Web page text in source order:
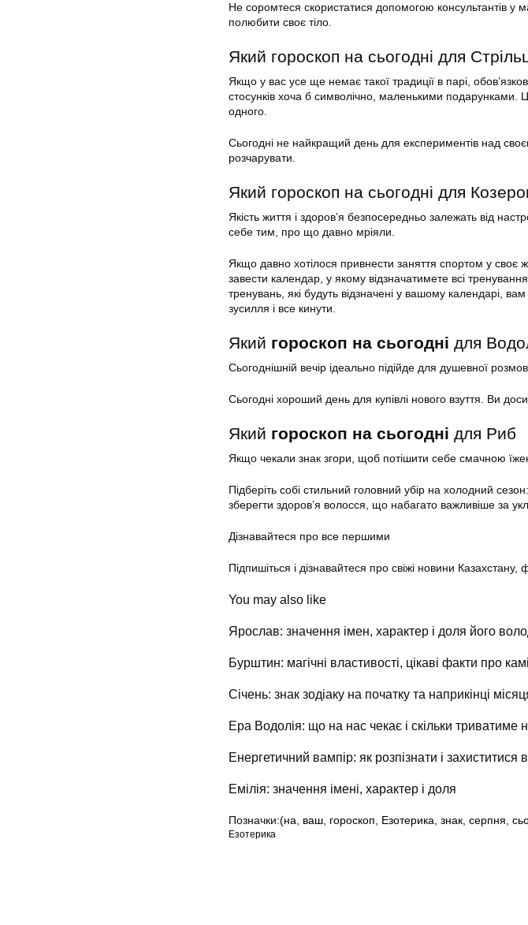
Не соромтеся скористатися допомогою консультантів у
полюбити своє тіло.
Який гороскоп на сьогодні для
Якщо у вас усе ще немає такої традиції в парі,
стосунків хоча б символічно, маленькими подарунками.
одного.
Сьогодні не найкращий день для експериментів над
розчарувати.
Який гороскоп на сьогодні для
Якість життя і здоров’я безпосередньо залежать від
себе тим, про що давно мріяли.
Якщо давно хотілося привнести заняття спортом у своє
завести календар, у якому відзначатимете всі
тренувань, які будуть відзначені у вашому календарі,
зусилля і все кинути.
Який гороскоп на сьогодні для
Сьогоднішній вечір ідеально підійде для душевної
Сьогодні хороший день для купівлі нового взуття. Ви
Який гороскоп на сьогодні для Риб
Якщо чекали знак згори, щоб потішити себе смачною
Підберіть собі стильний головний убір на холодний
зберегти здоров’я волосся, що набагато важливіше за
Дізнавайтеся про все першими
Підпишіться і дізнавайтеся про свіжі новини Казахстану,
You may also like
Ярослав: значення імен, характер і доля його
Бурштин: магічні властивості, цікаві факти про
Січень: знак зодіаку на початку та наприкінці
Ера Водолія: що на нас чекає і скільки триватиме
Енергетичний вампір: як розпізнати і захиститися
Емілія: значення імені, характер і доля
Позначки:(на, ваш, гороскоп, Езотерика, знак, серпня,
Езотерика